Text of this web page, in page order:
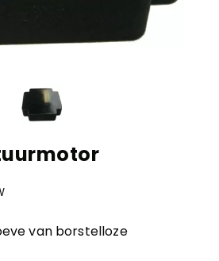
van borstelloze